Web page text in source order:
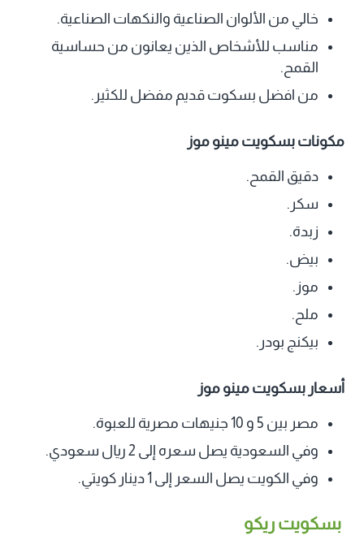
خالي من الألوان الصناعية والنكهات الصناعية.
مناسب للأشخاص الذين يعانون من حساسية
القمح.
من افضل بسكوت قديم مفضل للكثير.
مكونات بسكويت مينو موز
دقيق القمح.
سكر.
زبدة.
بيض.
موز.
ملح.
بيكنج بودر.
أسعار بسكويت مينو موز
مصر بين 5 و 10 جنيهات مصرية للعبوة.
وفي السعودية يصل سعره إلى 2 ريال سعودي.
وفي الكويت يصل السعر إلى 1 دينار كويتي.
بسكويت ريكو